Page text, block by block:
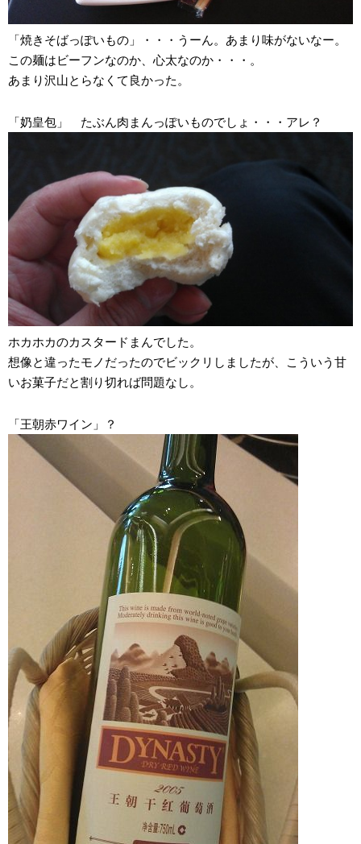
「焼きそばっぽいもの」・・・うーん。あまり味がないなー。
この麺はビーフンなのか、心太なのか・・・。
あまり沢山とらなくて良かった。
「奶皇包」 たぶん肉まんっぽいものでしょ・・・アレ？
ホカホカのカスタードまんでした。
想像と違ったモノだったのでビックリしましたが、こういう甘
いお菓子だと割り切れば問題なし。
「王朝赤ワイン」？